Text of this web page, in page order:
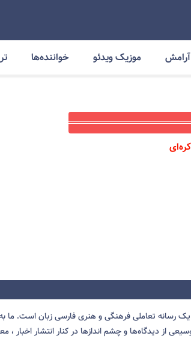
موزیک ویدئو خواننده‌ها
رسانه تعاملی فرهنگی و هنری فارسی زبان است. ما
دیدگاه‌ها و چشم انداز‌ها در کنار انتشار اخبار ،